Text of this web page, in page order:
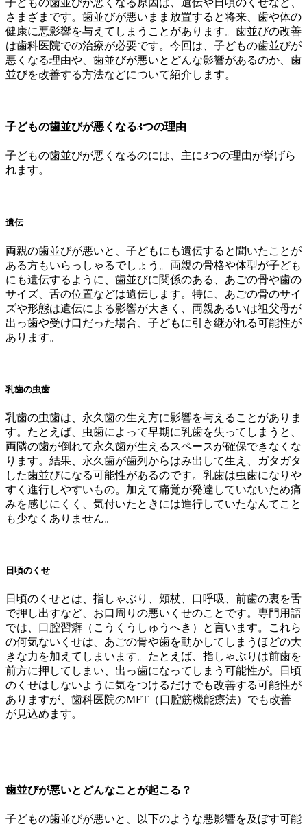
さまざまです。歯並びが悪いまま放置すると将来、歯や体の
健康に悪影響を与えてしまうことがあります。歯並びの改善
は歯科医院での治療が必要です。今回は、子どもの歯並びが
悪くなる理由や、歯並びが悪いとどんな影響があるのか、歯
並びを改善する方法などについて紹介します。
子どもの歯並びが悪くなる3つの理由
子どもの歯並びが悪くなるのには、主に3つの理由が挙げら
れます。
遺伝
両親の歯並びが悪いと、子どもにも遺伝すると聞いたことが
ある方もいらっしゃるでしょう。両親の骨格や体型が子ども
にも遺伝するように、歯並びに関係のある、あごの骨や歯の
サイズ、舌の位置などは遺伝します。特に、あごの骨のサイ
ズや形態は遺伝による影響が大きく、両親あるいは祖父母が
出っ歯や受け口だった場合、子どもに引き継がれる可能性が
あります。
乳歯の虫歯
乳歯の虫歯は、永久歯の生え方に影響を与えることがありま
す。たとえば、虫歯によって早期に乳歯を失ってしまうと、
両隣の歯が倒れて永久歯が生えるスペースが確保できなくな
ります。結果、永久歯が歯列からはみ出して生え、ガタガタ
した歯並びになる可能性があるのです。乳歯は虫歯になりや
すく進行しやすいもの。加えて痛覚が発達していないため痛
みを感じにくく、気付いたときには進行していたなんてこと
も少なくありません。
日頃のくせ
日頃のくせとは、指しゃぶり、頬杖、口呼吸、前歯の裏を舌
で押し出すなど、お口周りの悪いくせのことです。専門用語
では、口腔習癖（こうくうしゅうへき）と言います。これら
の何気ないくせは、あごの骨や歯を動かしてしまうほどの大
きな力を加えてしまいます。たとえば、指しゃぶりは前歯を
前方に押してしまい、出っ歯になってしまう可能性が。日頃
のくせはしないように気をつけるだけでも改善する可能性が
ありますが、歯科医院のMFT（口腔筋機能療法）でも改善
が見込めます。
歯並びが悪いとどんなことが起こる？
子どもの歯並びが悪いと、以下のような悪影響を及ぼす可能